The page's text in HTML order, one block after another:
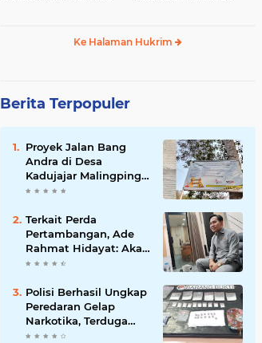
Ke Halaman Hukrim
Berita Terpopuler
Proyek Jalan Bang
Andra di Desa
Kadujajar Malingping
Diduga Asal-asalan
Terkait Perda
Pertambangan, Ade
Rahmat Hidayat: Akan
Berikan Kepastian
Masyarakat dan
Pelaku Usaha
Polisi Berhasil Ungkap
Peredaran Gelap
Narkotika, Terduga
Pelaku dan Sejumlah